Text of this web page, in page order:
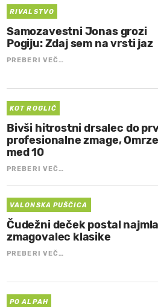
RIVALSTVO
Samozavestni Jonas grozi
Pogiju: Zdaj sem na vrsti jaz
PREBERI VEČ…
KOT ROGLIČ
Bivši hitrostni drsalec do
profesionalne zmage,
med 10
PREBERI VEČ…
VALONSKA PUŠČICA
Čudežni deček postal
zmagovalec klasike
PREBERI VEČ…
PO ALPAH